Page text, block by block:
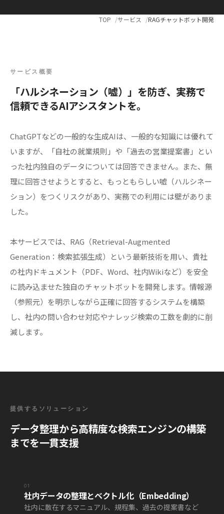
TOP サービス RAGチャットボット開発
サービス概要
「ハルシネーション（嘘）」を防ぎ、実務で
信頼できるAIアシスタントを。
ChatGPTなどの一般的な生成AIは、一般的な知識には優れて
いますが、「自社の就業規則」や「過去の営業提案書」とい
った社内独自のデータについては回答できません。また、無
理に回答させようとすると、もっともらしい嘘（ハルシネー
ション）をつくリスクがあり、実務での利用には壁がありま
した。
本サービスでは、RAG（Retrieval-Augmented
Generation：検索拡張生成）という最新技術を用い、貴社
の社内ドキュメント（PDF、Word、社内Wikiなど）を安全
に読み込ませた独自のチャットボットを開発します。情報源
（参照元）を明示しながら正確に回答するシステムを構築
し、社内の問い合わせ対応やナレッジ検索の工数を劇的に削
減します。
提供するソリューション
データ整理から高精度な検索エンジンの構築
までを一貫支援
01
社内データの整理とベクトル化（Embedding）
社内に散在するマニュアル、規程集、過去の提案書など